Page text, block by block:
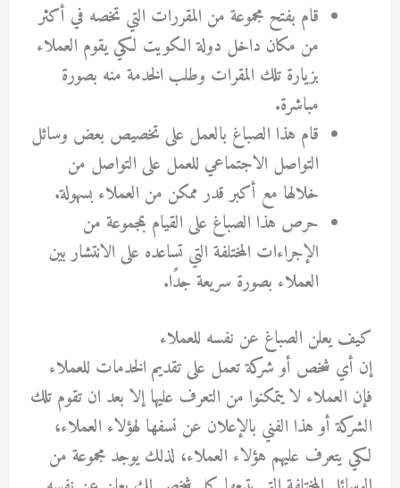
قام بفتح مجموعة من المقررات التي تخصه في أكثر
من مكان داخل دولة الكويت لكي يقوم العملاء
بزيارة تلك المقرات وطلب الخدمة منه بصورة
مباشرة.
قام هذا الصباغ بالعمل على تخصيص بعض وسائل
التواصل الاجتماعي للعمل على التواصل من
خلالها مع أكبر قدر ممكن من العملاء بسهولة.
حرص هذا الصباغ على القيام بمجموعة من
الإجراءات المختلفة التي تساعده على الانتشار بين
العملاء بصورة سريعة جدًا.
كيف يعلن الصباغ عن نفسه للعملاء
إن أي شخص أو شركة تعمل على تقديم الخدمات للعملاء
فإن العملاء لا يتمكنوا من التعرف عليها إلا بعد ان تقوم تلك
الشركة أو هذا الفني بالإعلان عن نسفها لهؤلاء العملاء،
لكي يتعرف عليهم هؤلاء العملاء، لذلك يوجد مجموعة من